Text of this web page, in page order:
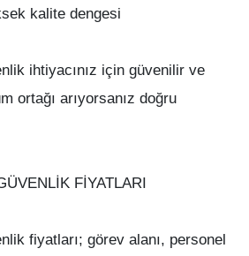
kalite dengesi
ihtiyacınız için güvenilir ve
ortağı arıyorsanız doğru
FİYATLARI
fiyatları; görev alanı, personel